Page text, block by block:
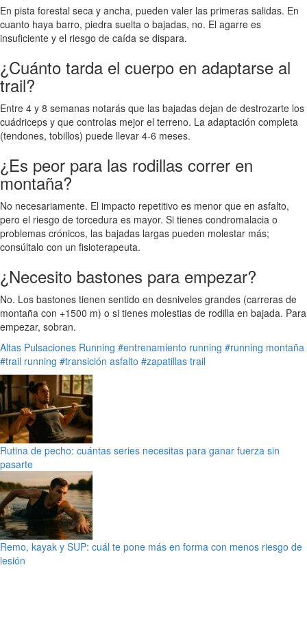
En pista forestal seca y ancha, pueden valer las primeras salidas. En
cuanto haya barro, piedra suelta o bajadas, no. El agarre es
insuficiente y el riesgo de caída se dispara.
¿Cuánto tarda el cuerpo en adaptarse al
trail?
Entre 4 y 8 semanas notarás que las bajadas dejan de destrozarte los
cuádriceps y que controlas mejor el terreno. La adaptación completa
(tendones, tobillos) puede llevar 4-6 meses.
¿Es peor para las rodillas correr en
montaña?
No necesariamente. El impacto repetitivo es menor que en asfalto,
pero el riesgo de torcedura es mayor. Si tienes condromalacia o
problemas crónicos, las bajadas largas pueden molestar más;
consúltalo con un fisioterapeuta.
¿Necesito bastones para empezar?
No. Los bastones tienen sentido en desniveles grandes (carreras de
montaña con +1500 m) o si tienes molestias de rodilla en bajada. Para
empezar, sobran.
Altas Pulsaciones Running #entrenamiento running #running montaña
#trail running #transición asfalto #zapatillas trail
Rutina de pecho: cuántas series necesitas para ganar fuerza sin
pasarte
Remo, kayak y SUP: cuál te pone más en forma con menos riesgo de
lesión